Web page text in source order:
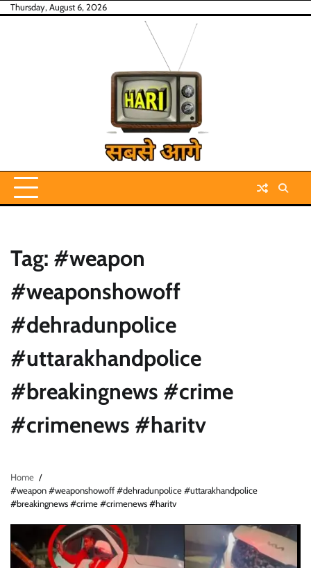
SkipThursday, August 6, 2026
Tag: #weapon
#weaponshowoff
#dehradunpolice
#uttarakhandpolice
#breakingnews #crime
#crimenews #haritv
Home
#weapon #weaponshowoff #dehradunpolice #uttarakhandpolice
#breakingnews #crime #crimenews #haritv